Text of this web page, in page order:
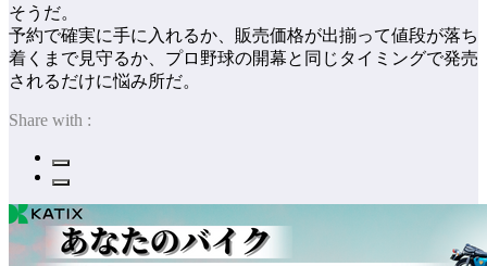
そうだ。
予約で確実に手に入れるか、販売価格が出揃って値段が落ち
着くまで見守るか、プロ野球の開幕と同じタイミングで発売
されるだけに悩み所だ。
Share with :